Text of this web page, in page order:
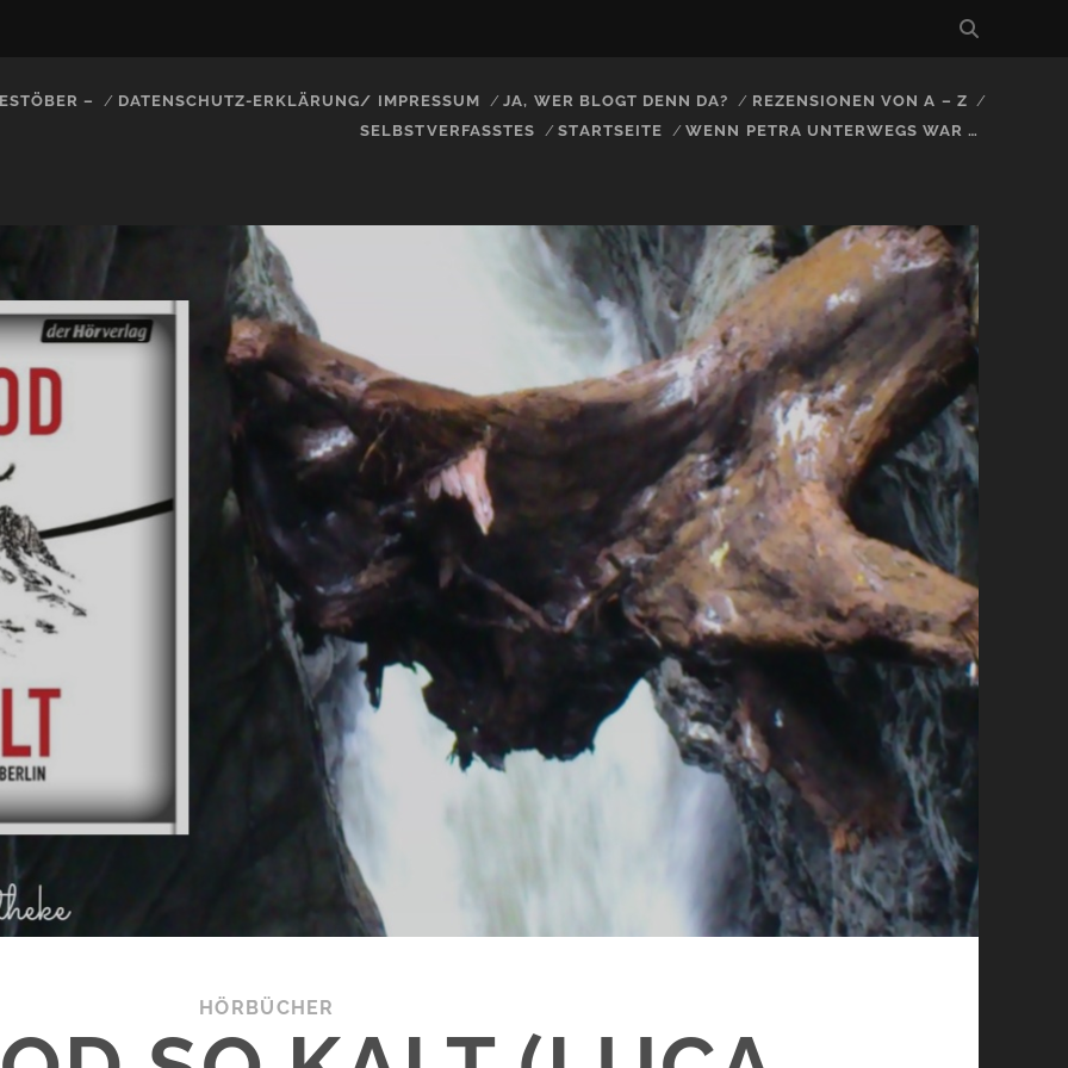
– DATENSCHUTZ-ERKLÄRUNG/ IMPRESSUM JA, WER BLOGT DENN DA?
REZENSIONEN VON A – Z
SELBSTVERFASSTES
STARTSEITE WENN PETRA UNTERWEGS WAR …
HÖRBÜCHER